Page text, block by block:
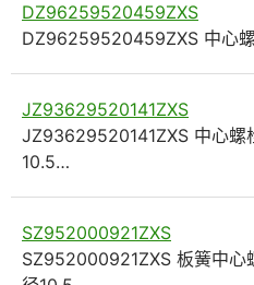
DZ96259520459ZXS
DZ96259520459ZXS 中心
JZ93629520141ZXS
JZ93629520141ZXS 中心螺
10.5…
SZ952000921ZXS
SZ952000921ZXS 板簧中心